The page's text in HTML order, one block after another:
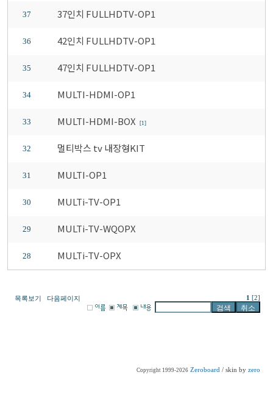
37 37인치 FULLHDTV-OP1
36 42인치 FULLHDTV-OP1
35 47인치 FULLHDTV-OP1
34 MULTI-HDMI-OP1
33 MULTI-HDMI-BOX [1]
32 멀티박스 tv 내장형KIT
31 MULTI-OP1
30 MULTi-TV-OP1
29 MULTi-TV-WQOPX
28 MULTi-TV-OPX
목록보기 다음페이지 1 [2]
Copyright 1999-2026 Zeroboard / skin by zero